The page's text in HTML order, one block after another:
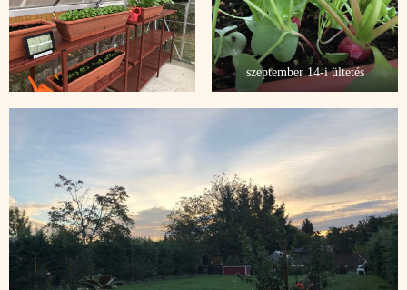
szeptember 14-i ültetés